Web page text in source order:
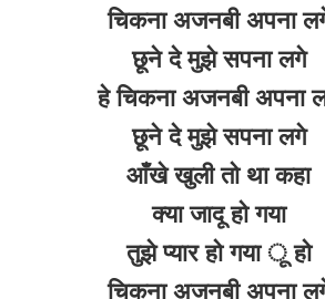
चिकना अजनबी अपना
छूने दे मुझे सपना लगे
हे चिकना अजनबी अपना
छूने दे मुझे सपना लगे
आँखे खुली तो था कहा
क्या जादू हो गया
तुझे प्यार हो गया ू हो
चिकना अजनबी अपना